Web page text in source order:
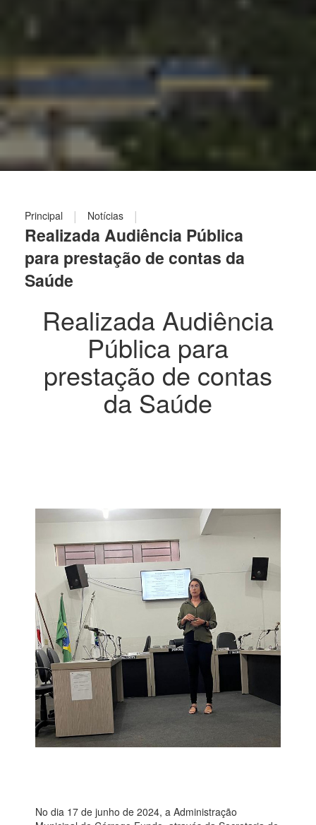
Principal | Notícias |
Realizada Audiência Pública
para prestação de contas da
Saúde
Realizada Audiência
Pública para
prestação de contas
da Saúde
No dia 17 de junho de 2024, a Administração